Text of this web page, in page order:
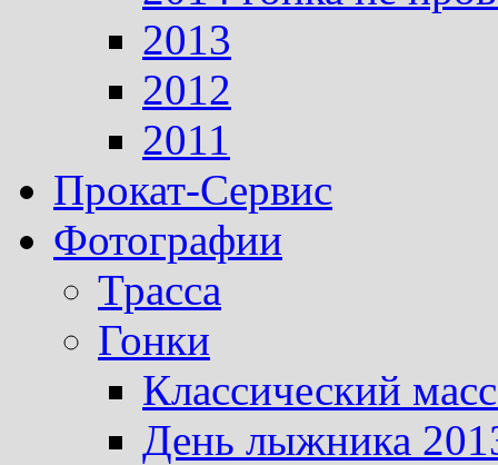
2013
2012
2011
Прокат-Сервис
Фотографии
Трасса
Гонки
Классический
День лыжника